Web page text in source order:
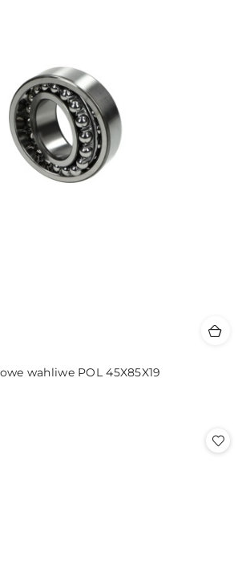
wahliwe POL 45X85X19